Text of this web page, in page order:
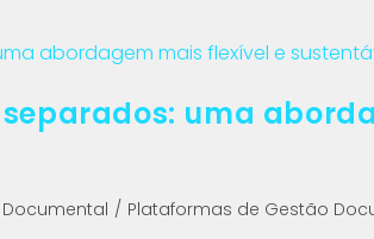
uma
/ Plataformas de Gestão